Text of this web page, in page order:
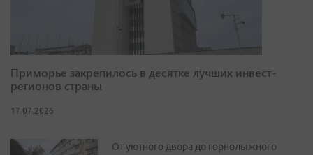
Приморье закрепилось в десятке лучших инвест-
регионов страны
17.07.2026
От уютного двора до горнолыжного